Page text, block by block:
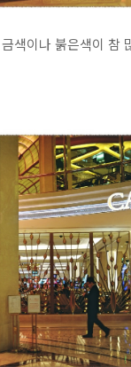
색이나 붉은색이 참